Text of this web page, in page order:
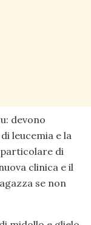
devono
leucemia e la
particolare di
clinica e il
se non